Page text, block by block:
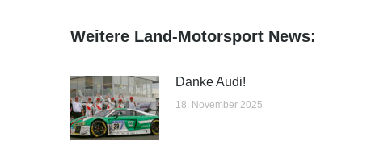
Weitere Land-Motorsport News:
Danke Audi!
18. November 2025